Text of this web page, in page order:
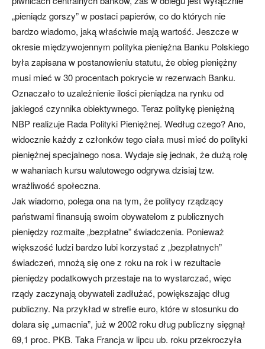
„pieniądz gorszy” w postaci papierów, co do których nie
bardzo wiadomo, jaką właściwie mają wartość. Jeszcze w
okresie międzywojennym polityka pieniężna Banku Polskiego
była zapisana w postanowieniu statutu, że obieg pieniężny
musi mieć w 30 procentach pokrycie w rezerwach Banku.
Oznaczało to uzależnienie ilości pieniądza na rynku od
jakiegoś czynnika obiektywnego. Teraz politykę pieniężną
NBP realizuje Rada Polityki Pieniężnej. Według czego? Ano,
widocznie każdy z członków tego ciała musi mieć do polityki
pieniężnej specjalnego nosa. Wydaje się jednak, że dużą rolę
w wahaniach kursu walutowego odgrywa dzisiaj tzw.
wrażliwość społeczna.
Jak wiadomo, polega ona na tym, że politycy rządzący
państwami finansują swoim obywatelom z publicznych
pieniędzy rozmaite „bezpłatne” świadczenia. Ponieważ
większość ludzi bardzo lubi korzystać z „bezpłatnych”
świadczeń, mnożą się one z roku na rok i w rezultacie
pieniędzy podatkowych przestaje na to wystarczać, więc
rządy zaczynają obywateli zadłużać, powiększając dług
publiczny. Na przykład w strefie euro, które w stosunku do
dolara się „umacnia”, już w 2002 roku dług publiczny sięgnął
69,1 proc. PKB. Taka Francja w lipcu ub. roku przekroczyła